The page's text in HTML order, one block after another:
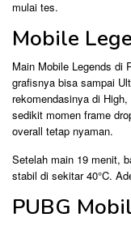
mulai tes.
Mobile
Main Mobile Legends di
grafisnya bisa sampai
rekomendasinya di
sedikit momen frame
overall tetap nyaman.
Setelah main 19 menit,
stabil di sekitar 40°C.
PUBG